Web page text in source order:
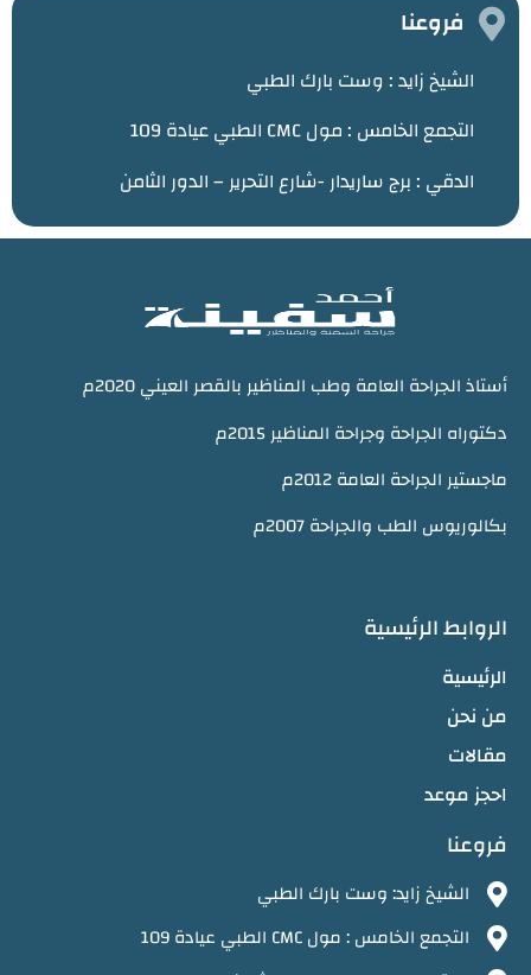
فروعنا
الشيخ زايد : وست بارك الطبي
التجمع الخامس : مول CMC الطبي عيادة 109
الدقي : برج ساريدار -شارع التحرير – الدور الثامن
أستاذ الجراحة العامة وطب المناظير بالقصر العيني 2020م
دكتوراه الجراحة وجراحة المناظير 2015م
ماجستير الجراحة العامة 2012م
بكالوريوس الطب والجراحة 2007م
الروابط الرئيسية
الرئيسية
من نحن
مقالات
احجز موعد
فروعنا
الشيخ زايد: وست بارك الطبي
التجمع الخامس : مول CMC الطبي عيادة 109